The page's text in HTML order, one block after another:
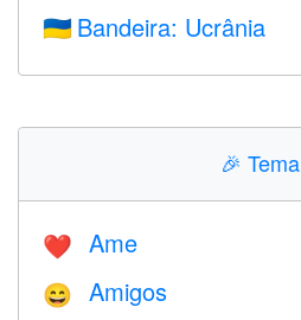
🇺🇦 Bandeira: Ucrânia
🎉 Tema
❤️️ Ame
😄 Amigos